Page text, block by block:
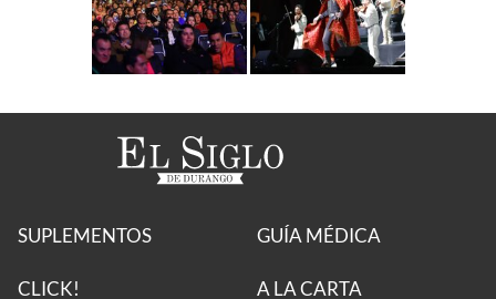
SUPLEMENTOS
CLICK!
GUÍA MÉDICA
A LA CARTA